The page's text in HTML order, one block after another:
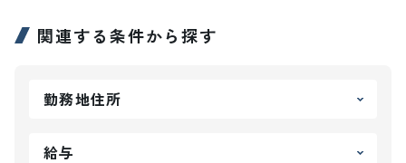
関連する条件から探す
勤務地住所
給与